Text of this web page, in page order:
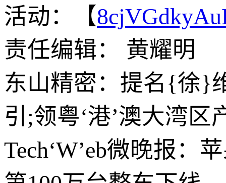
活动：【
责任编辑： 黄耀明
东山精密：提名{徐}
引;领粤‘港’澳大湾
Tech‘W’eb微晚报：